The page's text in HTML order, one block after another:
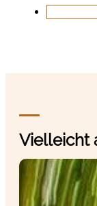
Vielleicht